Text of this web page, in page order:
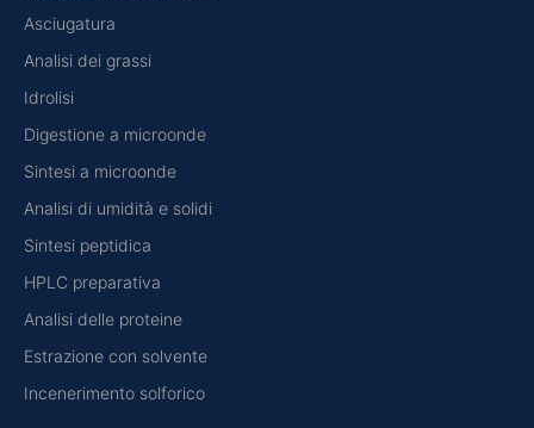
Asciugatura
Analisi dei grassi
Idrolisi
Digestione a microonde
Sintesi a microonde
Analisi di umidità e solidi
Sintesi peptidica
HPLC preparativa
Analisi delle proteine
Estrazione con solvente
Incenerimento solforico